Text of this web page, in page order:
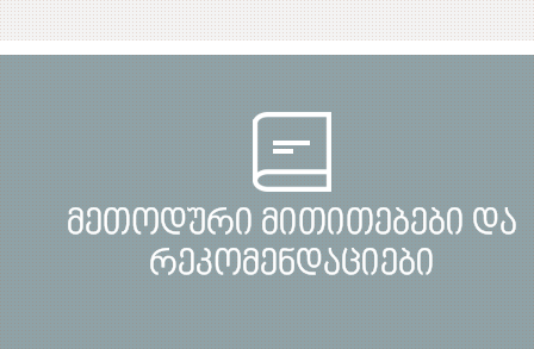
მეთოდური მითითებები და
რეკომენდაციები